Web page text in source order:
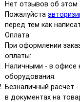
Нет отзывов об этом
Пожалуйста
перед тем как
Оплата
При оформлении
оплаты:
Наличными - в офисе
оборудования.
Безналичный расчет
в документах на